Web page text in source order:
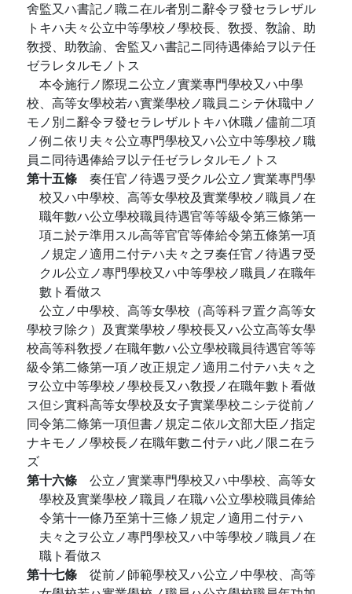
舍監又ハ書記ノ職ニ在ル者別ニ辭令ヲ發セラレザル
トキハ夫々公立中等學校ノ學校長、敎授、敎諭、助
敎授、助敎諭、舍監又ハ書記ニ同待遇俸給ヲ以テ任
ゼラレタルモノトス
本令施行ノ際現ニ公立ノ實業專門學校又ハ中學
校、高等女學校若ハ實業學校ノ職員ニシテ休職中ノ
モノ別ニ辭令ヲ發セラレザルトキハ休職ノ儘前二項
ノ例ニ依リ夫々公立專門學校又ハ公立中等學校ノ職
員ニ同待遇俸給ヲ以テ任ゼラレタルモノトス
第十五條 奏任官ノ待遇ヲ受クル公立ノ實業專門學
校又ハ中學校、高等女學校及實業學校ノ職員ノ在
職年數ハ公立學校職員待遇官等等級令第三條第一
項ニ於テ準用スル高等官官等俸給令第五條第一項
ノ規定ノ適用ニ付テハ夫々之ヲ奏任官ノ待遇ヲ受
クル公立ノ專門學校又ハ中等學校ノ職員ノ在職年
數ト看做ス
公立ノ中學校、高等女學校（高等科ヲ置ク高等女
學校ヲ除ク）及實業學校ノ學校長又ハ公立高等女學
校高等科敎授ノ在職年數ハ公立學校職員待遇官等等
級令第二條第一項ノ改正規定ノ適用ニ付テハ夫々之
ヲ公立中等學校ノ學校長又ハ敎授ノ在職年數ト看做
ス但シ實科高等女學校及女子實業學校ニシテ從前ノ
同令第二條第一項但書ノ規定ニ依ル文部大臣ノ指定
ナキモノノ學校長ノ在職年數ニ付テハ此ノ限ニ在ラ
ズ
第十六條 公立ノ實業專門學校又ハ中學校、高等女
學校及實業學校ノ職員ノ在職ハ公立學校職員俸給
令第十一條乃至第十三條ノ規定ノ適用ニ付テハ
夫々之ヲ公立ノ專門學校又ハ中等學校ノ職員ノ在
職ト看做ス
第十七條 從前ノ師範學校又ハ公立ノ中學校、高等